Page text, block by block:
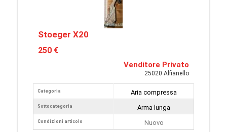
Stoeger X20
250 €
Venditore Privato
25020 Alfianello
Categoria
Sottocategoria
Condizioni articolo
Aria compressa
Arma lunga
Nuovo